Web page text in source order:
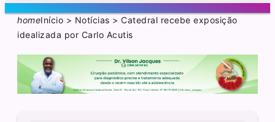
homeInício > Notícias >Catedral recebe exposição
idealizada por Carlo Acutis